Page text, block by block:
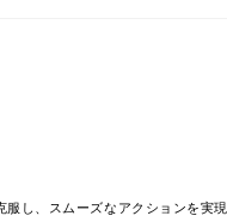
、スムーズなアクションを実現